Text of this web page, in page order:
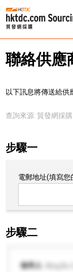
聯絡供應
以下訊息將傳送給供
查詢來源: 貿發網採購
步驟一
電郵地址(填寫您
步驟二
收件人